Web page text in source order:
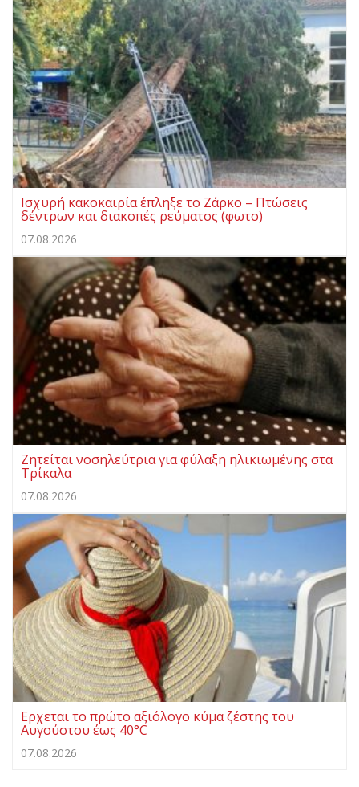
Ισχυρή κακοκαιρία έπληξε το Ζάρκο – Πτώσεις
δέντρων και διακοπές ρεύματος (φωτο)
07.08.2026
Ζητείται νοσηλεύτρια για φύλαξη ηλικιωμένης στα
Τρίκαλα
07.08.2026
Ερχεται το πρώτο αξιόλογο κύμα ζέστης του
Αυγούστου έως 40°C
07.08.2026